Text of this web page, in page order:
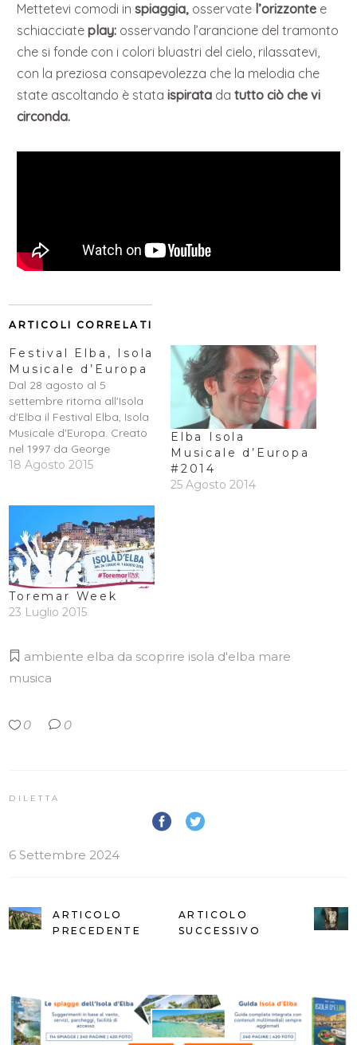
Mettetevi comodi inspiaggia, osservate l’orizzonte e
schiacciate play: osservando l’arancione del tramonto
che si fonde con i colori bluastri del cielo, rilassatevi,
con la preziosa consapevolezza che la melodia che
state ascoltando è stataispirata da tutto ciò che vi
circonda.
ARTICOLI CORRELATI
Festival Elba, Isola
Musicale d’Europa
Dal 28 agosto al 5
settembre ritorna all'Isola
d'Elba il Festival Elba, Isola
Musicale d'Europa. Creato
nel 1997 da George
Edelman e Yuri Bashmet è
appuntamento musicale di
rilievo nel panorama dei
festival internazionali di
musica classica e jazz. Per
dare nuovo impulso alla 19°
…
18 Agosto 2015
Elba Isola
Musicale d’Europa
#2014
25 Agosto 2014
Toremar Week
23 Luglio 2015
ambiente elba da scoprire isola d'elba mare
musica
0 0
DILETTA
6 Settembre 2024
ARTICOLO
PRECEDENTE
ARTICOLO
SUCCESSIVO